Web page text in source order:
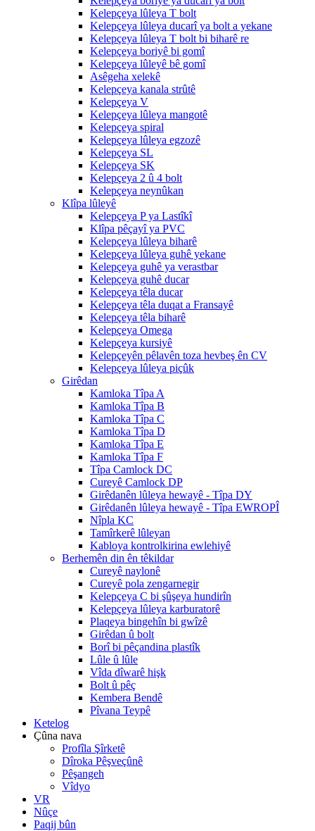
Kelepçeya lûleya T bolt
Kelepçeya lûleya ducarî ya bolt a yekane
Kelepçeya lûleya T bolt bi biharê re
Kelepçeya boriyê bi gomî
Kelepçeya lûleyê bê gomî
Asêgeha xelekê
Kelepçeya kanala strûtê
Kelepçeya V
Kelepçeya lûleya mangotê
Kelepçeya spiral
Kelepçeya lûleya egzozê
Kelepçeya SL
Kelepçeya SK
Kelepçeya 2 û 4 bolt
Kelepçeya neynûkan
Klîpa lûleyê
Kelepçeya P ya Lastîkî
Klîpa pêçayî ya PVC
Kelepçeya lûleya biharê
Kelepçeya lûleya guhê yekane
Kelepçeya guhê ya verastbar
Kelepçeya guhê ducar
Kelepçeya têla ducar
Kelepçeya têla duqat a Fransayê
Kelepçeya têla biharê
Kelepçeya Omega
Kelepçeya kursiyê
Kelepçeyên pêlavên toza hevbeş ên CV
Kelepçeya lûleya piçûk
Girêdan
Kamloka Tîpa A
Kamloka Tîpa B
Kamloka Tîpa C
Kamloka Tîpa D
Kamloka Tîpa E
Kamloka Tîpa F
Tîpa Camlock DC
Cureyê Camlock DP
Girêdanên lûleya hewayê - Tîpa DY
Girêdanên lûleya hewayê - Tîpa EWROPÎ
Nîpla KC
Tamîrkerê lûleyan
Kabloya kontrolkirina ewlehiyê
Berhemên din ên têkildar
Cureyê naylonê
Cureyê pola zengarnegir
Kelepçeya C bi şûşeya hundirîn
Kelepçeya lûleya karburatorê
Plaqeya bingehîn bi gwîzê
Girêdan û bolt
Borî bi pêçandina plastîk
Lûle û lûle
Vîda dîwarê hişk
Bolt û pêç
Kembera Bendê
Pîvana Teypê
Ketelog
Çûna nava
Profîla Şîrketê
Dîroka Pêşveçûnê
Pêşangeh
Vîdyo
VR
Nûçe
Paqij bûn